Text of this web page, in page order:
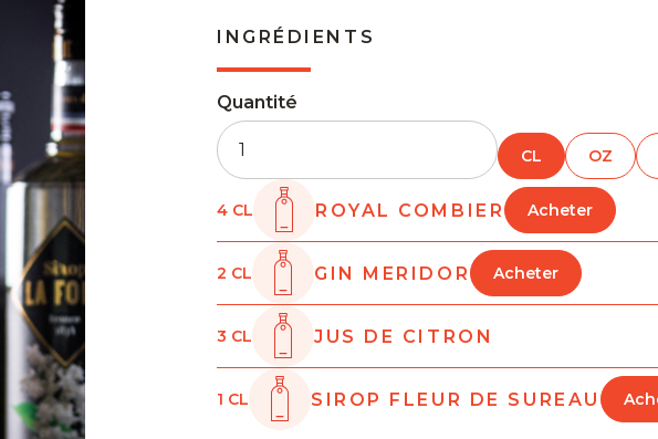
INGRÉDIENTS
Quantité
CL OZ
4 CL ROYAL COMBIER Acheter
2 CL GIN MERIDOR Acheter
3 CL JUS DE CITRON
1 CL SIROP FLEUR DE SUREAU